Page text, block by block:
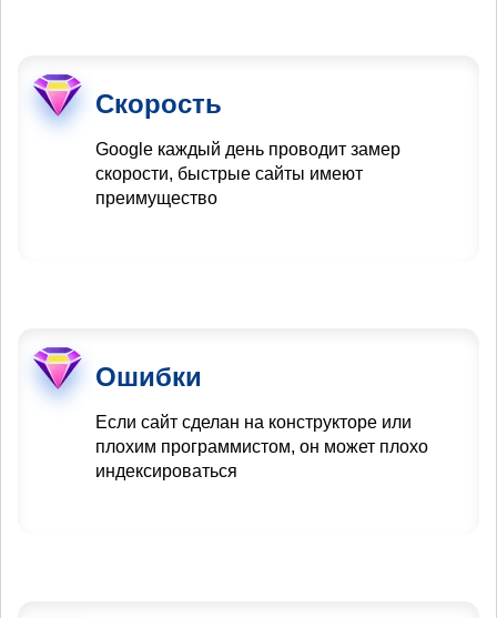
Скорость
Google каждый день проводит замер
скорости, быстрые сайты имеют
преимущество
Ошибки
Если сайт сделан на конструкторе или
плохим программистом, он может плохо
индексироваться